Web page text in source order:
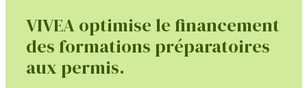
VIVEA optimise le financement
des formations préparatoires
aux permis.